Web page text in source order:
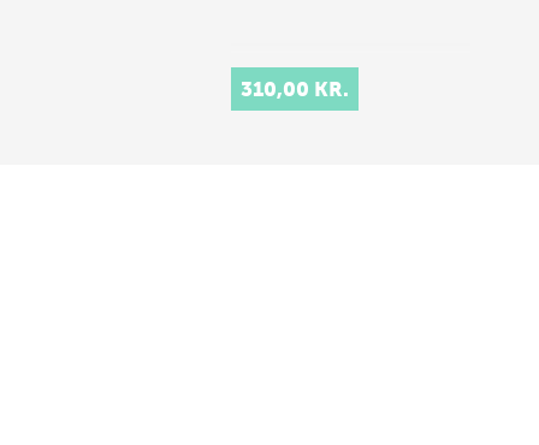
310,00 KR.